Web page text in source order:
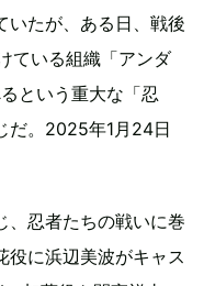
いたが、ある日、戦後
ている組織「アンダ
という重大な「忍
だ。2025年1月24日
、忍者たちの戦いに巻
役に浜辺美波がキャス